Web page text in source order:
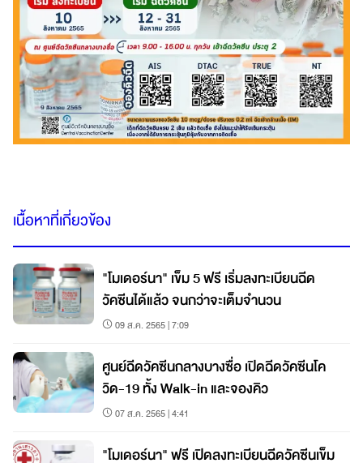
เนื้อหาที่เกี่ยวข้อง
"โมเดอร์นา" เข็ม 5 ฟรี เริ่มลงทะเบียนฉีด
วัคซีนได้แล้ว จนกว่าจะเต็มจำนวน
09 ส.ค. 2565 | 7:09
ศูนย์ฉีดวัคซีนกลางบางซื่อ เปิดฉีดวัคซีนโค
วิด-19 ทั้ง Walk-in และจองคิว
07 ส.ค. 2565 | 4:41
"โมเดอร์นา" ฟรี เปิดลงทะเบียนฉีดวัคซีนเข็ม